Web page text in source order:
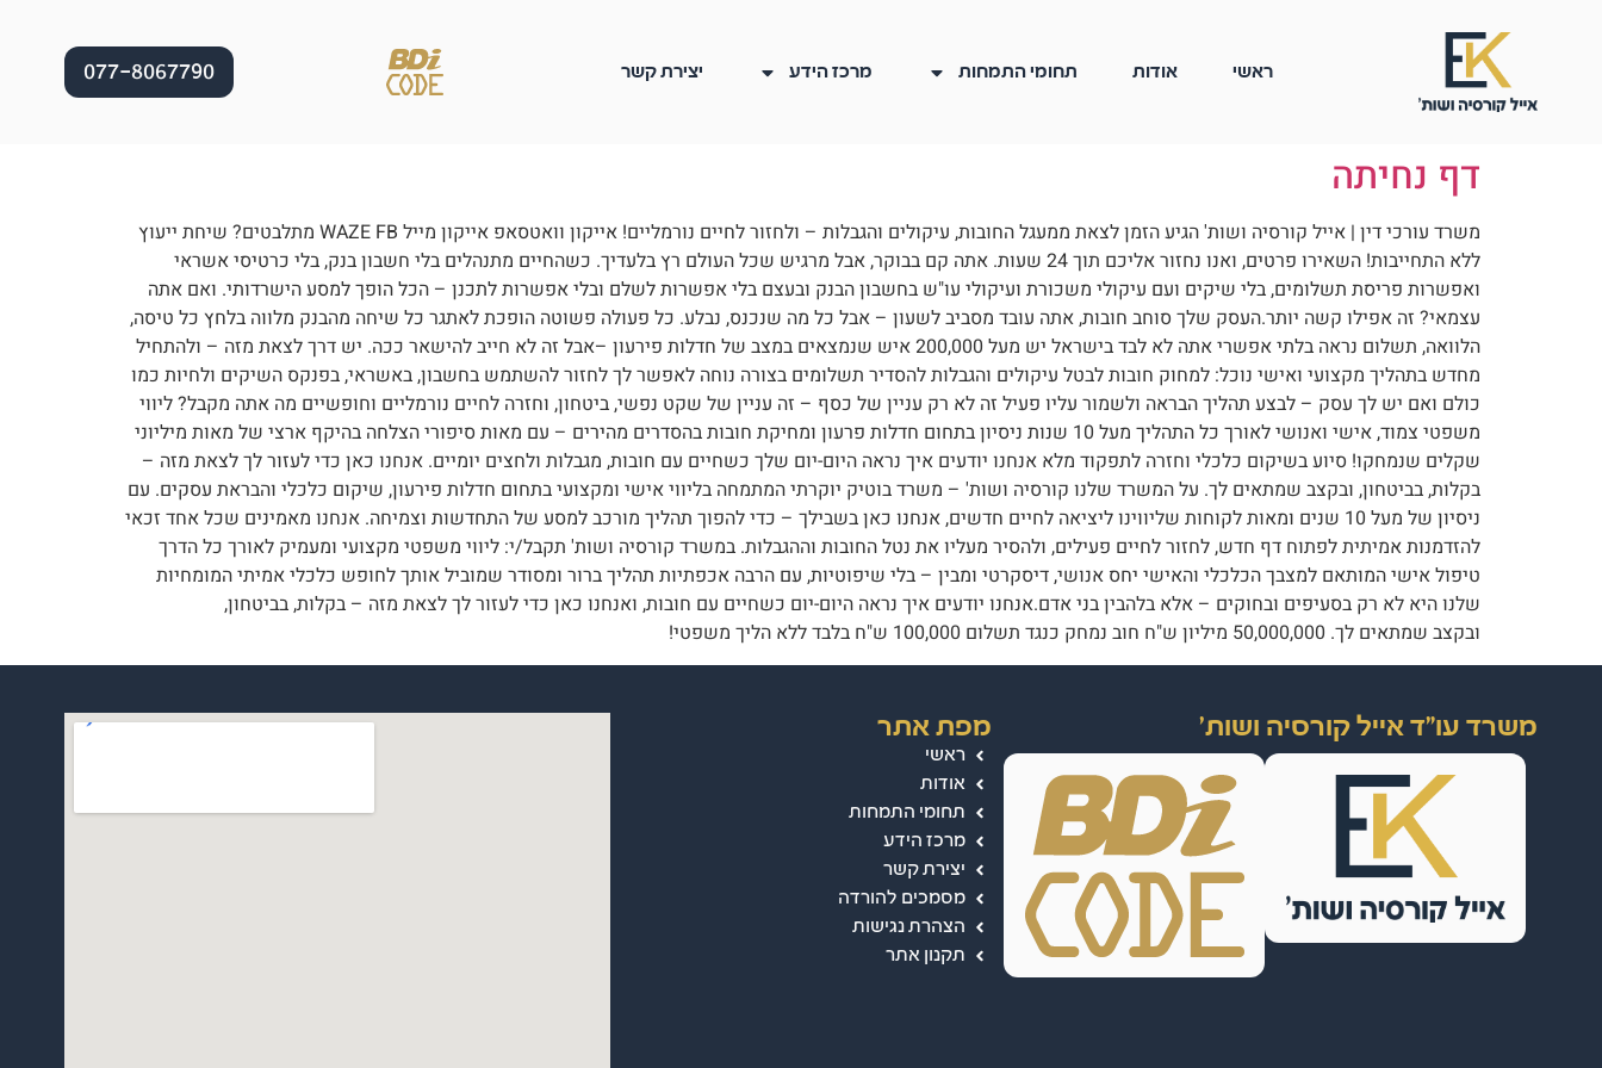
ראשי אודות תחומי התמחות מרכז הידע יצירת קשר 077-8067790
דף נחיתה
משרד עורכי דין | אייל קורסיה ושות' הגיע הזמן לצאת ממעגל החובות, עיקולים והגבלות – ולחזור לחיים נורמליים! אייקון וואטסאפ אייקון מייל WAZE FB מתלבטים? שיחת ייעוץ
ללא התחייבות! השאירו פרטים, ואנו נחזור אליכם תוך 24 שעות. אתה קם בבוקר, אבל מרגיש שכל העולם רץ בלעדיך. כשהחיים מתנהלים בלי חשבון בנק, בלי כרטיסי אשראי
ואפשרות פריסת תשלומים, בלי שיקים ועם עיקולי משכורת ועיקולי עו"ש בחשבון הבנק ובעצם בלי אפשרות לשלם ובלי אפשרות לתכנן – הכל הופך למסע הישרדותי. ואם אתה
עצמאי? זה אפילו קשה יותר.העסק שלך סוחב חובות, אתה עובד מסביב לשעון – אבל כל מה שנכנס, נבלע. כל פעולה פשוטה הופכת לאתגר כל שיחה מהבנק מלווה בלחץ כל טיסה,
הלוואה, תשלום נראה בלתי אפשרי אתה לא לבד בישראל יש מעל 200,000 איש שנמצאים במצב של חדלות פירעון –אבל זה לא חייב להישאר ככה. יש דרך לצאת מזה – ולהתחיל
מחדש בתהליך מקצועי ואישי נוכל: למחוק חובות לבטל עיקולים והגבלות להסדיר תשלומים בצורה נוחה לאפשר לך לחזור להשתמש בחשבון, באשראי, בפנקס השיקים ולחיות כמו
כולם ואם יש לך עסק – לבצע תהליך הבראה ולשמור עליו פעיל זה לא רק עניין של כסף – זה עניין של שקט נפשי, ביטחון, וחזרה לחיים נורמליים וחופשיים מה אתה מקבל? ליווי
משפטי צמוד, אישי ואנושי לאורך כל התהליך מעל 10 שנות ניסיון בתחום חדלות פרעון ומחיקת חובות בהסדרים מהירים – עם מאות סיפורי הצלחה בהיקף ארצי של מאות מיליוני
שקלים שנמחקו! סיוע בשיקום כלכלי וחזרה לתפקוד מלא אנחנו יודעים איך נראה היום-יום שלך כשחיים עם חובות, מגבלות ולחצים יומיים. אנחנו כאן כדי לעזור לך לצאת מזה –
בקלות, בביטחון, ובקצב שמתאים לך. על המשרד שלנו קורסיה ושות' – משרד בוטיק יוקרתי המתמחה בליווי אישי ומקצועי בתחום חדלות פירעון, שיקום כלכלי והבראת עסקים. עם
ניסיון של מעל 10 שנים ומאות לקוחות שליווינו ליציאה לחיים חדשים, אנחנו כאן בשבילך – כדי להפוך תהליך מורכב למסע של התחדשות וצמיחה. אנחנו מאמינים שכל אחד זכאי
להזדמנות אמיתית לפתוח דף חדש, לחזור לחיים פעילים, ולהסיר מעליו את נטל החובות וההגבלות. במשרד קורסיה ושות' תקבל/י: ליווי משפטי מקצועי ומעמיק לאורך כל הדרך
טיפול אישי המותאם למצבך הכלכלי והאישי יחס אנושי, דיסקרטי ומבין – בלי שיפוטיות, עם הרבה אכפתיות תהליך ברור ומסודר שמוביל אותך לחופש כלכלי אמיתי המומחיות
שלנו היא לא רק בסעיפים ובחוקים – אלא בלהבין בני אדם.אנחנו יודעים איך נראה היום-יום כשחיים עם חובות, ואנחנו כאן כדי לעזור לך לצאת מזה – בקלות, בביטחון,
ובקצב שמתאים לך. 50,000,000 מיליון ש"ח חוב נמחק כנגד תשלום 100,000 ש"ח בלבד ללא הליך משפטי!
משרד עו"ד אייל קורסיה ושות' מפת אתר
ראשי
אודות
תחומי התמחות
מרכז הידע
יצירת קשר
מסמכים להורדה
הצהרת נגישות
תקנון אתר